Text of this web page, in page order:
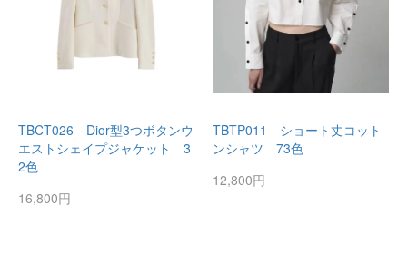
TBCT026 Dior型3つボタンウ
エストシェイプジャケット 3
2色
16,800円
TBTP011 ショート丈コット
ンシャツ 73色
12,800円